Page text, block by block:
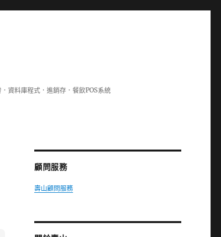
資料庫程式．進銷存．餐飲POS系統
顧問服務
壽山顧問服務